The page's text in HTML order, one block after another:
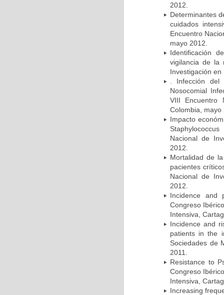
2012.
Determinantes
cuidados
Encuentro
mayo 2012.
Identificación
vigilancia de la
Investigación
. Infección
Nosocomial
VIII Encuentro
Colombia, mayo
Impacto
Nacional de
2012.
Mortalidad de
pacientes
Nacional de
2012.
Incidence and
Congreso
Intensiva,
Incidence and
patients in the
Sociedades de
2011.
Resistance to
Congreso
Intensiva,
Increasing